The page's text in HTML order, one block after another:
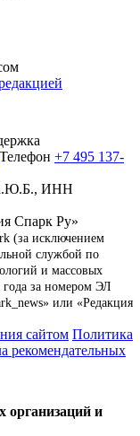
Телефон +7 495 137-
ИНН
Спарк Ру»
(за исключением
службой по
и массовых
за номером ЭЛ
или «Редакция
сайтом Политика
рекомендательных
организаций и